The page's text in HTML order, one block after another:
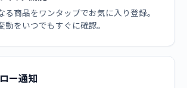
る商品をワンタップでお気に入り登録。
動をいつでもすぐに確認。
ー通知